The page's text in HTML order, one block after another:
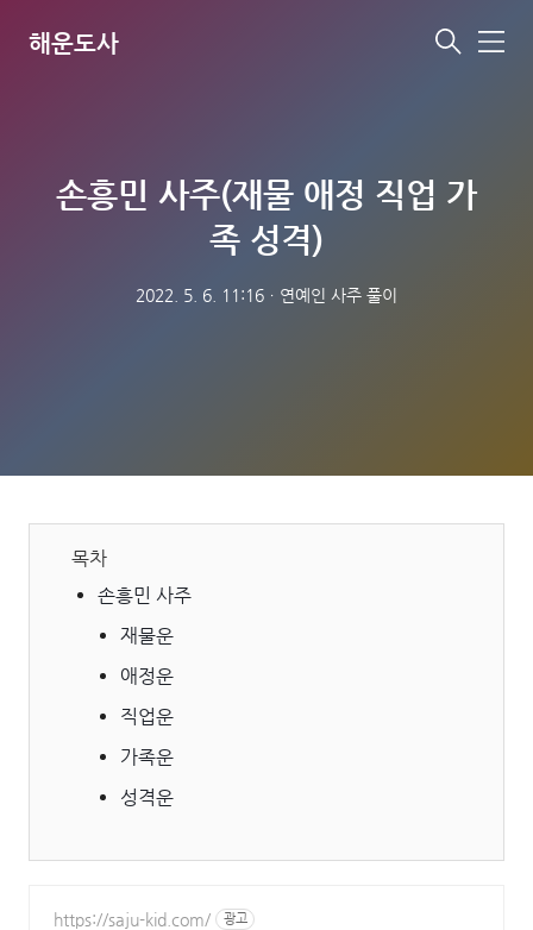
해운도사
메
손흥민 사주(재물 애정 직업 가
족 성격)
2022. 5. 6. 11:16 ㆍ 연예인 사주 풀이
목차
손흥민 사주
재물운
애정운
직업운
가족운
성격운
https://saju-kid.com/ 광고